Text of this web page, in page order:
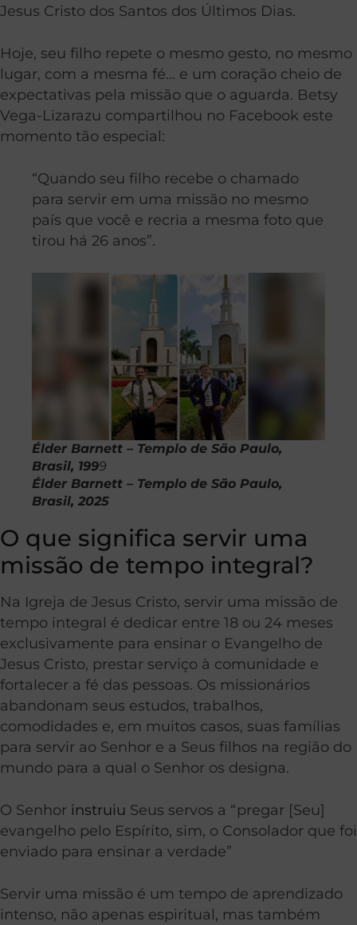
Jesus Cristo dos Santos dos Últimos Dias.
Hoje, seu filho repete o mesmo gesto, no mesmo
lugar, com a mesma fé… e um coração cheio de
expectativas pela missão que o aguarda. Betsy
Vega-Lizarazu compartilhou no Facebook este
momento tão especial:
“Quando seu filho recebe o chamado
para servir em uma missão no mesmo
país que você e recria a mesma foto que
tirou há 26 anos”.
Élder Barnett – Templo de São Paulo,
Brasil, 1999
Élder Barnett – Templo de São Paulo,
Brasil, 2025
O que significa servir uma
missão de tempo integral?
Na Igreja de Jesus Cristo, servir uma missão de
tempo integral é dedicar entre 18 ou 24 meses
exclusivamente para ensinar o Evangelho de
Jesus Cristo, prestar serviço à comunidade e
fortalecer a fé das pessoas. Os missionários
abandonam seus estudos, trabalhos,
comodidades e, em muitos casos, suas famílias
para servir ao Senhor e a Seus filhos na região do
mundo para a qual o Senhor os designa.
O Senhor instruiu Seus servos a “pregar [Seu]
evangelho pelo Espírito, sim, o Consolador que foi
enviado para ensinar a verdade”
Servir uma missão é um tempo de aprendizado
intenso, não apenas espiritual, mas também